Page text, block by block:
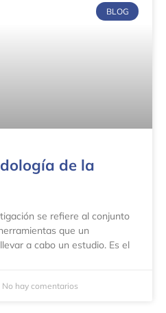
BLOG
de la
se refiere al conjunto
que un
a cabo un estudio. Es el
No hay comentarios